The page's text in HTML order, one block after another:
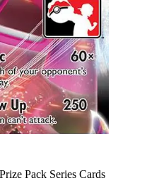
Pack Series Cards